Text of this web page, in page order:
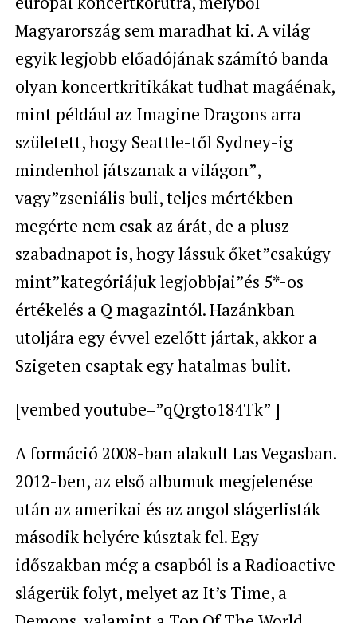
Magyarország sem maradhat ki. A világ
egyik legjobb előadójának számító banda
olyan koncertkritikákat tudhat magáénak,
mint például az Imagine Dragons arra
született, hogy Seattle-től Sydney-ig
mindenhol játszanak a világon”,
vagy”zseniális buli, teljes mértékben
megérte nem csak az árát, de a plusz
szabadnapot is, hogy lássuk őket”csakúgy
mint”kategóriájuk legjobbjai”és 5*-os
értékelés a Q magazintól. Hazánkban
utoljára egy évvel ezelőtt jártak, akkor a
Szigeten csaptak egy hatalmas bulit.
[vembed youtube=”qQrgto184Tk” ]
A formáció 2008-ban alakult Las Vegasban.
2012-ben, az első albumuk megjelenése
után az amerikai és az angol slágerlisták
második helyére kúsztak fel. Egy
időszakban még a csapból is a Radioactive
slágerük folyt, melyet az It’s Time, a